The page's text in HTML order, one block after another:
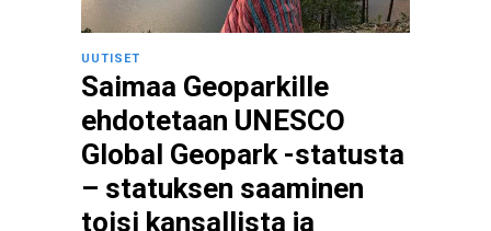
UUTISET
Saimaa Geoparkille
ehdotetaan UNESCO
Global Geopark -statusta
– statuksen saaminen
toisi kansallista ja